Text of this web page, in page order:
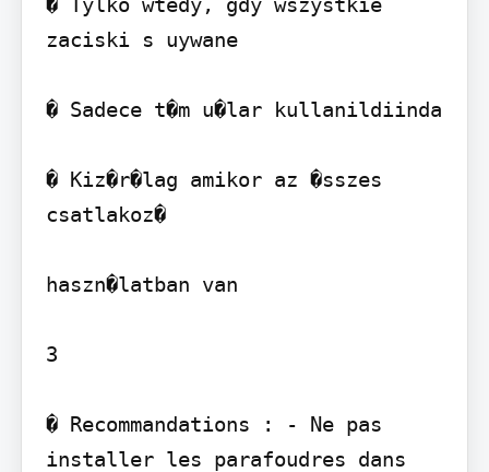
zaciski s uywane
� Sadece t�m u�lar kullanildiinda
� Kiz�r�lag amikor az �sszes
csatlakoz�
haszn�latban van
3
� Recommandations : - Ne pas
installer les parafoudres dans